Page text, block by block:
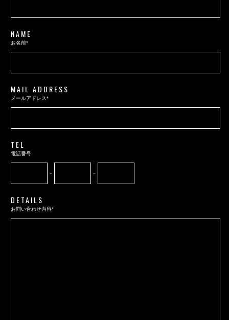
NAME
お名前*
MAIL ADDRESS
メールアドレス*
TEL
電話番号
- -
DETAILS
お問い合わせ内容*